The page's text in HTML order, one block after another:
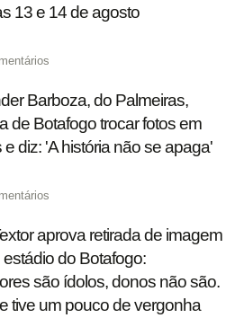
13 e 14 de agosto
Barboza, do Palmeiras,
de Botafogo trocar fotos em
e diz: 'A história não se apaga'
aprova retirada de imagem
do Botafogo:
são ídolos, donos não são.
tive um pouco de vergonha